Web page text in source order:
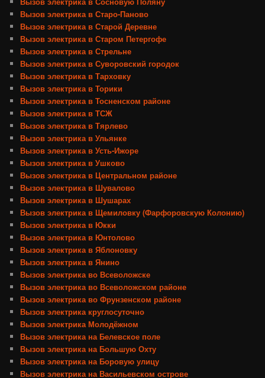
Вызов электрика в Старо-Паново
Вызов электрика в Старой Деревне
Вызов электрика в Старом Петергофе
Вызов электрика в Стрельне
Вызов электрика в Суворовский городок
Вызов электрика в Тарховку
Вызов электрика в Торики
Вызов электрика в Тосненском районе
Вызов электрика в ТСЖ
Вызов электрика в Тярлево
Вызов электрика в Ульянке
Вызов электрика в Усть-Ижоре
Вызов электрика в Ушково
Вызов электрика в Центральном районе
Вызов электрика в Шувалово
Вызов электрика в Шушарах
Вызов электрика в Щемиловку (Фарфоровскую Колонию)
Вызов электрика в Юкки
Вызов электрика в Юнтолово
Вызов электрика в Яблоновку
Вызов электрика в Янино
Вызов электрика во Всеволожске
Вызов электрика во Всеволожском районе
Вызов электрика во Фрунзенском районе
Вызов электрика круглосуточно
Вызов электрика Молодёжном
Вызов электрика на Белевское поле
Вызов электрика на Большую Охту
Вызов электрика на Боровую улицу
Вызов электрика на Васильевском острове